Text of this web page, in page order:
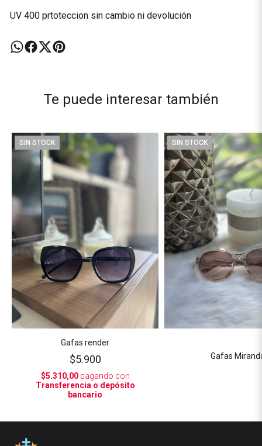
UV 400 prtoteccion sin cambio ni devolución
Te puede interesar también
SIN STOCK
Gafas render
$5.900
$5.310,00pagando con
Transferencia o depósito
bancario
SIN STOCK
Gafas